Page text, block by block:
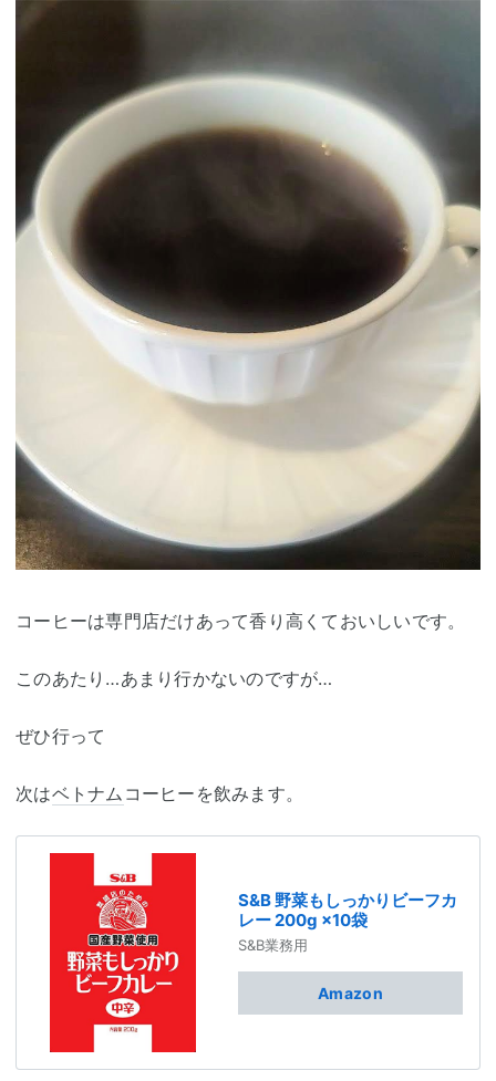
コーヒーは専門店だけあって香り高くておいしいです。
このあたり…あまり行かないのですが…
ぜひ行って
次はベトナム コーヒーを飲みます。
S&B 野菜もしっかりビーフカ
レー 200g ×10袋
S&B業務用
Amazon